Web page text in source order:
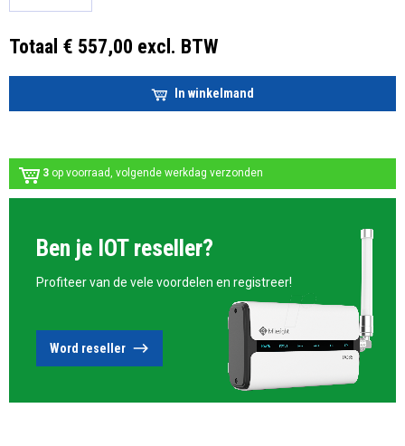
Totaal € 557,00 excl. BTW
In winkelmand
3 op voorraad, volgende werkdag verzonden
Ben je IOT reseller?
Profiteer van de vele voordelen en registreer!
Word reseller